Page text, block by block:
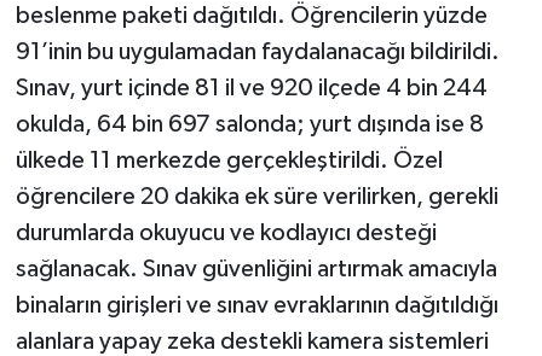
beslenme paketi dağıtıldı. Öğrencilerin yüzde
91’inin bu uygulamadan faydalanacağı bildirildi.
Sınav, yurt içinde 81 il ve 920 ilçede 4 bin 244
okulda, 64 bin 697 salonda; yurt dışında ise 8
ülkede 11 merkezde gerçekleştirildi. Özel
öğrencilere 20 dakika ek süre verilirken, gerekli
durumlarda okuyucu ve kodlayıcı desteği
sağlanacak. Sınav güvenliğini artırmak amacıyla
binaların girişleri ve sınav evraklarının dağıtıldığı
alanlara yapay zeka destekli kamera sistemleri